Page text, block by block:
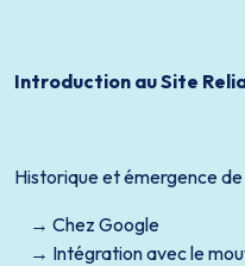
Introduction au Site
Historique et émergence de
Chez Google
Intégration avec le